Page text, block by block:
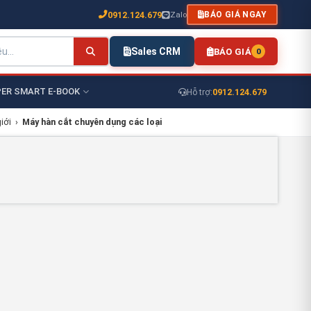
0912.124.679 Zalo BÁO GIÁ NGAY
Sales CRM BÁO GIÁ 0
SMART E-BOOK Hỗ trợ:0912.124.679
› Máy hàn cắt chuyên dụng các loại